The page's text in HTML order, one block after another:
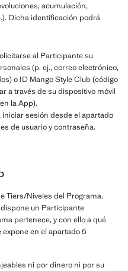
acumulación,
Dicha identificación podrá
al Participante su
(p. ej., correo electrónico,
o ID Mango Style Club (código
a través de su dispositivo móvil
la App).
sesión desde el apartado
de usuario y contraseña.
Tiers/Niveles del Programa.
un Participante
pertenece, y con ello a qué
en el apartado 5
ni por dinero ni por su